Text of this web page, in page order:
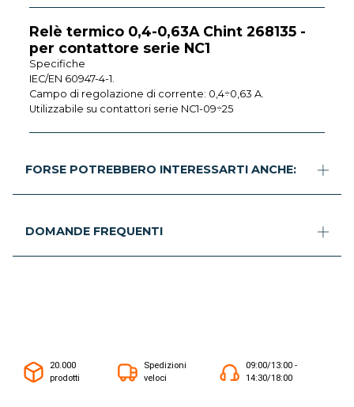
Relè termico 0,4-0,63A Chint 268135 -
per contattore serie NC1
Specifiche
IEC/EN 60947-4-1.
Campo di regolazione di corrente: 0,4÷0,63 A.
Utilizzabile su contattori serie NC1-09÷25
FORSE POTREBBERO INTERESSARTI ANCHE:
DOMANDE FREQUENTI
20.000
prodotti
Spedizioni
veloci
09:00/13:00 -
14:30/18:00